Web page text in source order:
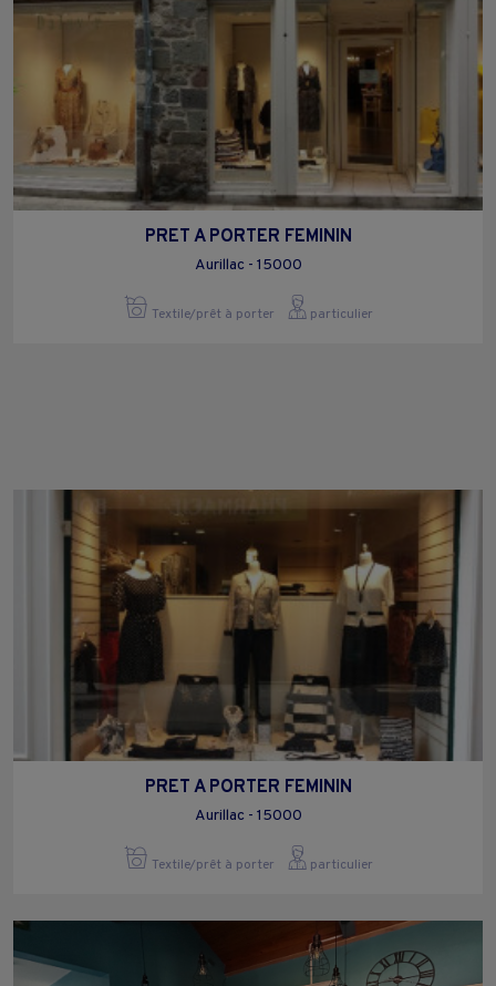
PRET A PORTER FEMININ
Aurillac - 15000
Textile/prêt à porter particulier
PRET A PORTER FEMININ
Aurillac - 15000
Textile/prêt à porter particulier